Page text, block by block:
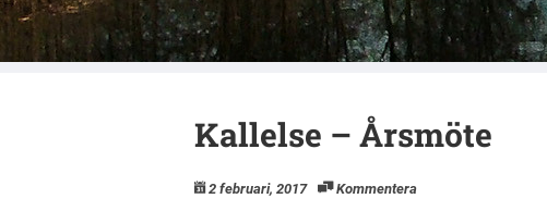
Kallelse – Årsmöte
2 februari, 2017 Kommentera